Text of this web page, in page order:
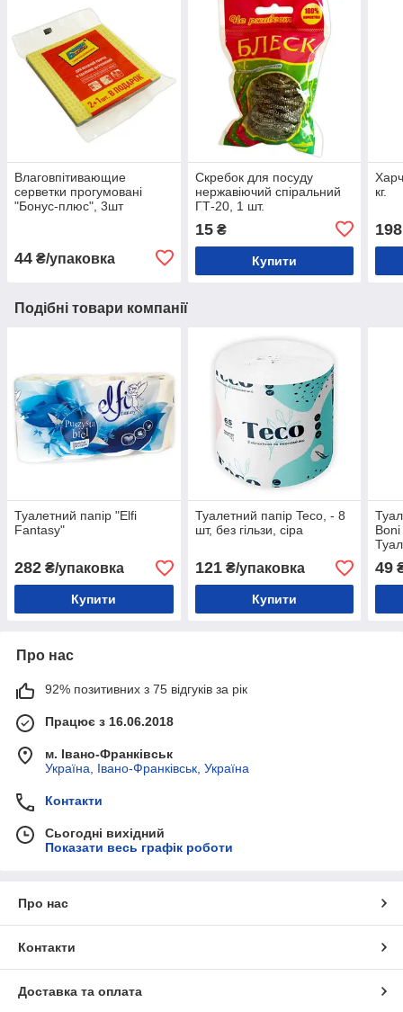
Влаговпітивающие
серветки прогумовані
"Бонус-плюс", 3шт
44 ₴/упаковка
Скребок для посуду
нержавіючий спіральний
ГТ-20, 1 шт.
15₴
Купити
кг.
198
Подібні товари компанії
Туалетний папір "Elfi
Fantasy"
282 ₴/упаковка
Купити
Туалетний папір Teco, - 8
шт, без гільзи, сіра
121₴/упаковка
Купити
49
Про нас
92% позитивних з 75 відгуків за рік
Працює з 16.06.2018
м. Івано-Франківськ
Україна, Івано-Франківськ, Україна
Контакти
Сьогодні вихідний
Показати весь графік роботи
Про нас
Контакти
Доставка та оплата